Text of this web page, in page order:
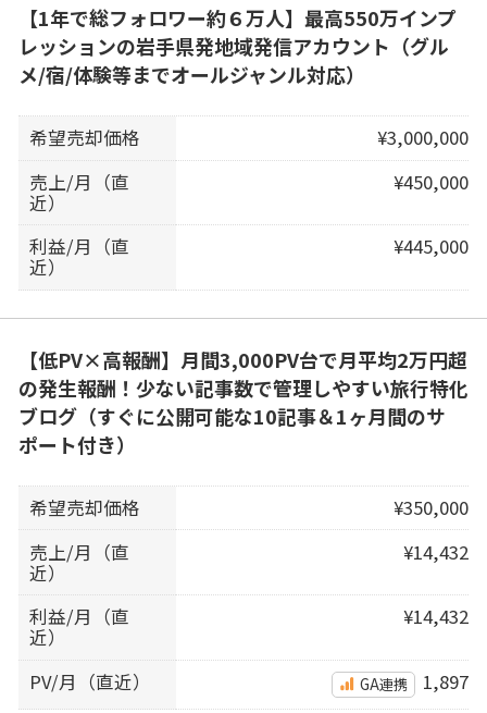
【1年で総フォロワー約６万人】最高550万インプ
レッションの岩手県発地域発信アカウント（グル
メ/宿/体験等までオールジャンル対応）
希望売却価格
¥3,000,000
売上/月（直
近）
¥450,000
利益/月（直
近）
¥445,000
【低PV×高報酬】月間3,000PV台で月平均2万円超
の発生報酬！少ない記事数で管理しやすい旅行特化
ブログ（すぐに公開可能な10記事＆1ヶ月間のサ
ポート付き）
希望売却価格
¥350,000
売上/月（直
近）
¥14,432
利益/月（直
近）
¥14,432
PV/月（直近） GA連携 1,897